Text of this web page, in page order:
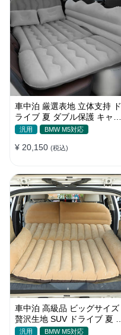
車中泊 厳選表地 立体支持 ド
ライブ 夏 ダブル保護 キャン
プ 旅行 収納便利 取付簡単 全
汎用 BMW M5対応
¥ 20,150 (税込)
車中泊 高級品 ビッグサイズ
贅沢生地 SUV ドライブ 夏 快
適 キャンプ 旅行 収納便利 エ
汎用 BMW M5対応